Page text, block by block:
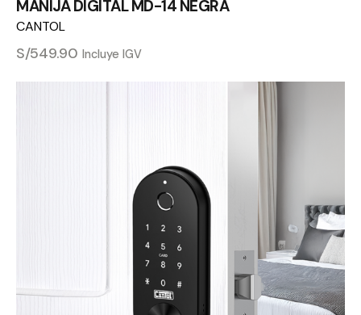
MANIJA DIGITAL MD-14 NEGRA
CANTOL
S/549.90 Incluye IGV